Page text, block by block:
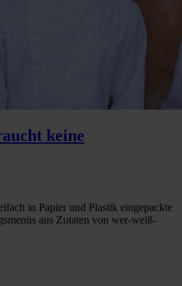
keine
in Papier und Plastik eingepackte
aus Zutaten von wer-weiß-